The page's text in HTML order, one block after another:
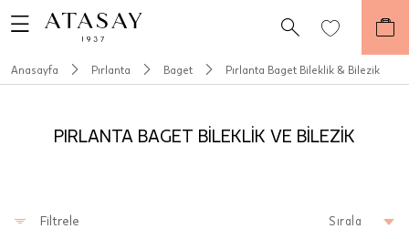
Anasayfa Pırlanta Baget Pırlanta Baget Bileklik & Bilezik
PIRLANTA BAGET BİLEKLİK VE BİLEZİK
Filtrele Sırala